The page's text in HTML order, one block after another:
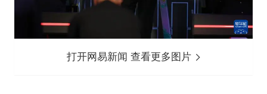
打开网易新闻 查看更多图片